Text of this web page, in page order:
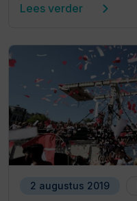
Lees verder
2 augustus 2019